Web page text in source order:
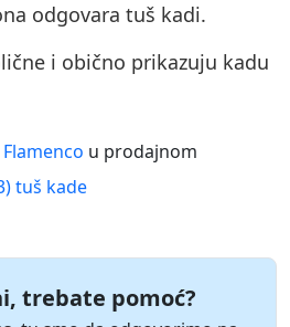
odgovara tuš kadi.
i obično prikazuju kadu
Flamenco u prodajnom
tuš kade
trebate pomoć?